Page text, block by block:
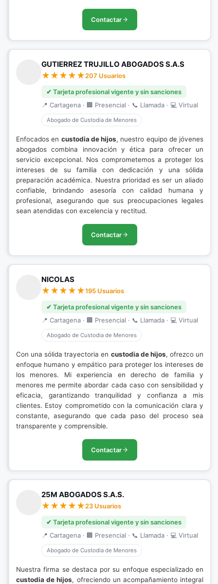
Contactar
GUTIERREZ TRUJILLO ABOGADOS S.A.S
207 Usuarios
✔ Tarjeta profesional vigente y sin sanciones
📍 Cartagena · 🏢 Presencial · 📞 Llamada · 💻 Virtual
Abogado de Custodia de Menores
Enfocados en custodia de hijos, nuestro equipo de jóvenes
abogados combina innovación y ética para ofrecer un
servicio excepcional. Nos comprometemos a proteger los
intereses de su familia con dedicación y una sólida
preparación académica. Nuestra prioridad es ser un aliado
confiable, brindando asesoría con calidad humana y
profesional, asegurando que sus preocupaciones legales
sean atendidas con excelencia y rectitud.
Contactar
NICOLAS
195 Usuarios
✔ Tarjeta profesional vigente y sin sanciones
📍 Cartagena · 🏢 Presencial · 📞 Llamada · 💻 Virtual
Abogado de Custodia de Menores
Con una sólida trayectoria en custodia de hijos, ofrezco un
enfoque humano y empático para proteger los intereses de
los menores. Mi experiencia en derecho de familia y
menores me permite abordar cada caso con sensibilidad y
eficacia, garantizando tranquilidad y confianza a mis
clientes. Estoy comprometido con la comunicación clara y
constante, asegurando que cada paso del proceso sea
transparente y comprensible.
Contactar
25M ABOGADOS S.A.S.
23 Usuarios
✔ Tarjeta profesional vigente y sin sanciones
📍 Cartagena · 🏢 Presencial · 📞 Llamada · 💻 Virtual
Abogado de Custodia de Menores
Nuestra firma se destaca por su enfoque especializado en
custodia de hijos, ofreciendo un acompañamiento integral